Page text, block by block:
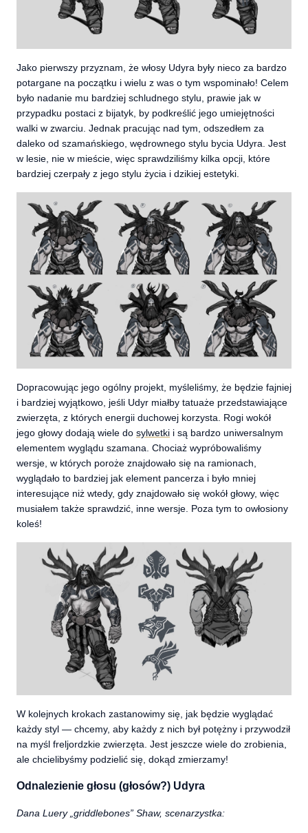
Jako pierwszy przyznam, że włosy Udyra były nieco za bardzo
potargane na początku i wielu z was o tym wspominało! Celem
było nadanie mu bardziej schludnego stylu, prawie jak w
przypadku postaci z bijatyk, by podkreślić jego umiejętności
walki w zwarciu. Jednak pracując nad tym, odszedłem za
daleko od szamańskiego, wędrownego stylu bycia Udyra. Jest
w lesie, nie w mieście, więc sprawdziliśmy kilka opcji, które
bardziej czerpały z jego stylu życia i dzikiej estetyki.
Dopracowując jego ogólny projekt, myśleliśmy, że będzie fajniej
i bardziej wyjątkowo, jeśli Udyr miałby tatuaże przedstawiające
zwierzęta, z których energii duchowej korzysta. Rogi wokół
jego głowy dodają wiele do sylwetki i są bardzo uniwersalnym
elementem wyglądu szamana. Chociaż wypróbowaliśmy
wersje, w których poroże znajdowało się na ramionach,
wyglądało to bardziej jak element pancerza i było mniej
interesujące niż wtedy, gdy znajdowało się wokół głowy, więc
musiałem także sprawdzić, inne wersje. Poza tym to owłosiony
koleś!
W kolejnych krokach zastanowimy się, jak będzie wyglądać
każdy styl — chcemy, aby każdy z nich był potężny i przywodził
na myśl freljordzkie zwierzęta. Jest jeszcze wiele do zrobienia,
ale chcielibyśmy podzielić się, dokąd zmierzamy!
Odnalezienie głosu (głosów?) Udyra
Dana Luery „griddlebones” Shaw, scenarzystka: